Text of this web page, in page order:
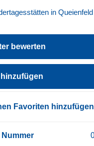
in Queienfeld
bewerten
Favoriten hinzufügen